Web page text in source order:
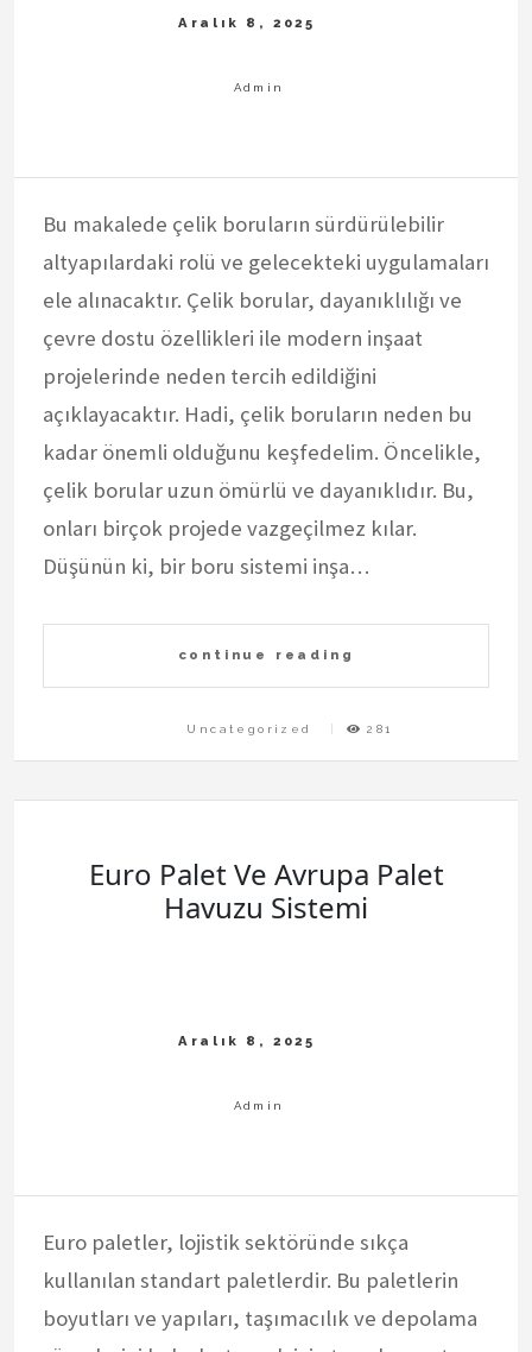
Bu makalede çelik boruların sürdürülebilir
altyapılardaki rolü ve gelecekteki uygulamaları
ele alınacaktır. Çelik borular, dayanıklılığı ve
çevre dostu özellikleri ile modern inşaat
projelerinde neden tercih edildiğini
açıklayacaktır. Hadi, çelik boruların neden bu
kadar önemli olduğunu keşfedelim. Öncelikle,
çelik borular uzun ömürlü ve dayanıklıdır. Bu,
onları birçok projede vazgeçilmez kılar.
Düşünün ki, bir boru sistemi inşa…
continue reading
Uncategorized 281
Euro Palet Ve Avrupa Palet
Havuzu Sistemi
Euro paletler, lojistik sektöründe sıkça
kullanılan standart paletlerdir. Bu paletlerin
boyutları ve yapıları, taşımacılık ve depolama